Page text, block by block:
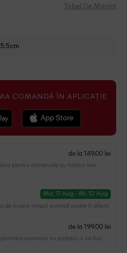
Tabel De Marimi
COMANDĂ ÎN APLICAȚIE
de la 149.00 lei
pentru comenzile cu totalul mai
Ma, 11 Aug - Mi, 12 Aug
de livrare timpul estimat poate fi diferit.
de la 199.00 lei
comenzii sa probezi si sa faci